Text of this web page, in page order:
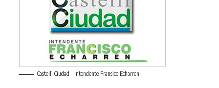
Castelli Ciudad - Intendente Fransico Echarren